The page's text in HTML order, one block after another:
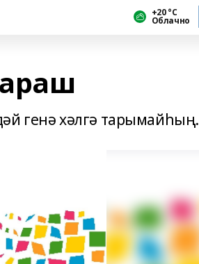
+20 °С
Облачно
генә хәлгә тарымайһың.